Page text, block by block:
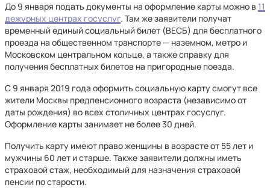
До 9 января подать документы на оформление карты можно в 11
дежурных центрах госуслуг. Там же заявители получат
временный единый социальный билет (ВЕСБ) для бесплатного
проезда на общественном транспорте — наземном, метро и
Московском центральном кольце, а также справку для
получения бесплатных билетов на пригородные поезда.
С 9 января 2019 года оформить социальную карту смогут все
жители Москвы предпенсионного возраста (независимо от
даты рождения) во всех столичных центрах госуслуг.
Оформление карты занимает не более 30 дней.
Получить карту имеют право женщины в возрасте от 55 лет и
мужчины 60 лет и старше. Также заявители должны иметь
страховой стаж, необходимый для назначения страховой
пенсии по старости.